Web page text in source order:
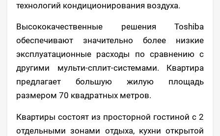
технологий кондиционирования воздуха.
Высококачественные решения Toshiba
обеспечивают значительно более низкие
эксплуатационные расходы по сравнению с
другими мульти-сплит-системами. Квартира
предлагает большую жилую площадь
размером 70 квадратных метров.
Квартиры состоят из просторной гостиной с 2
отдельными зонами отдыха, кухни открытой